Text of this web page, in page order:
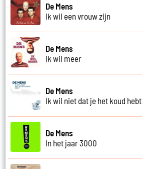
De Mens
Ik wil een vrouw zijn
De Mens
Ik wil meer
De Mens
Ik wil niet dat je het koud hebt
De Mens
In het jaar 3000